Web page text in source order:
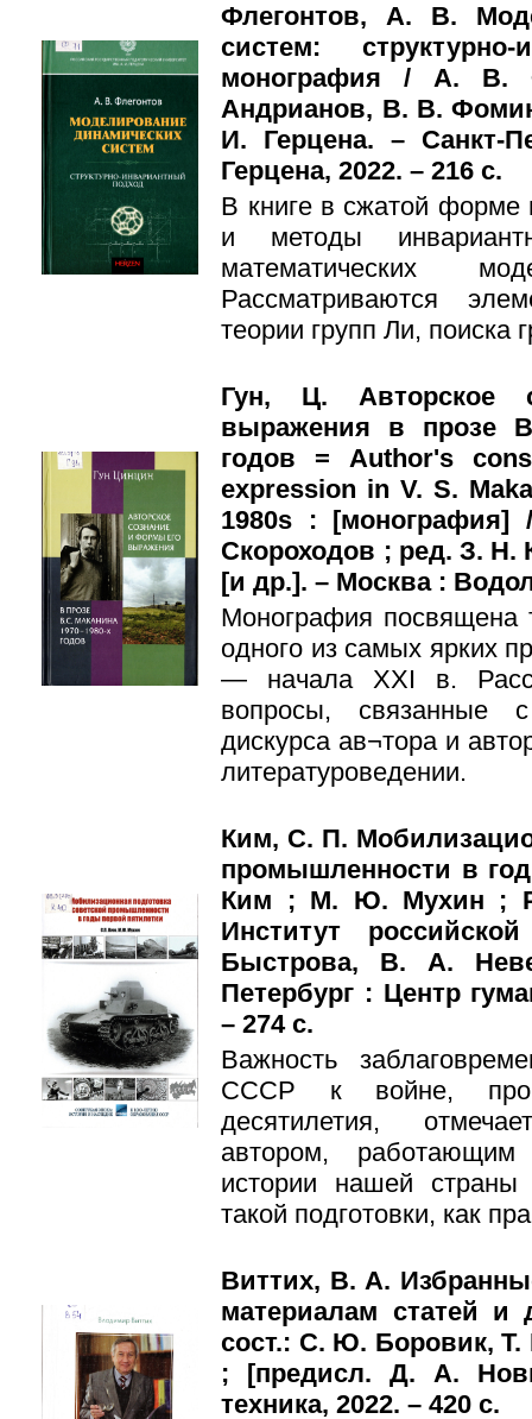
Флегонтов, А. В.
систем:
монография / А. В.
Андрианов, В. В.
И. Герцена. – Санкт-
Герцена, 2022. – 216 с.
В книге в сжатой
и методы
математических
Рассматриваются
теории групп Ли, поиска
Гун, Ц. Авторское
выражения в прозе
годов = Author's
expression in V. S.
1980s :
Скороходов ; ред. З. Н.
[и др.]. – Москва :
Монография
одного из самых ярких
— начала XXI в.
вопросы, связанные
дискурса ав¬тора и
литературоведении.
Ким, С. П.
промышленности в
Ким ; М. Ю. Мухин ;
Институт
Быстрова, В. А.
Петербург : Центр
– 274 с.
Важность
СССР к войне,
десятилетия,
автором, работающим
истории нашей
такой подготовки, как
Виттих, В. А.
материалам статей
сост.: С. Ю. Боровик,
; [предисл. Д. А.
техника, 2022. – 420 с.